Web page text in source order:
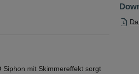
mit Skimmereffekt sorgt